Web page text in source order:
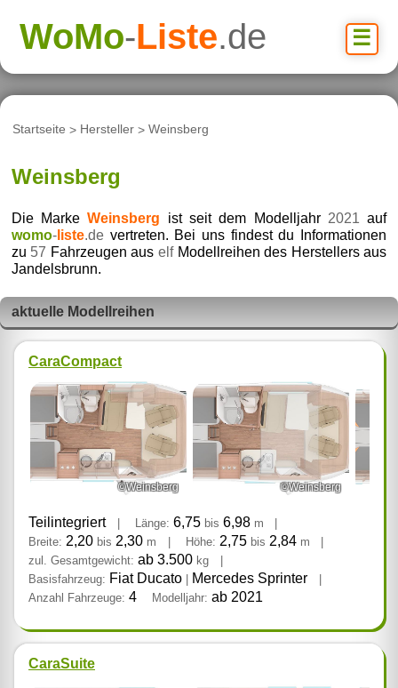
☰
WoMo-Liste.de
Startseite > Hersteller >Weinsberg
Weinsberg
Die MarkeWeinsberg ist seit dem Modelljahr 2021 auf
womo-liste.devertreten. Bei uns findest du Informationen
zu 57 Fahrzeugen auselfModellreihen des Herstellers aus
Jandelsbrunn.
aktuelle Modellreihen
CaraCompact
©Weinsberg ©Weinsberg
Teilintegriert | Länge: 6,75 bis 6,98 m
|
Breite: 2,20 bis 2,30 m | Höhe: 2,75 bis 2,84 m
|
zul. Gesamtgewicht: ab 3.500 kg
Basisfahrzeug: Fiat Ducato Mercedes Sprinter
Anzahl Fahrzeuge: 4 Modelljahr: ab 2021
CaraSuite